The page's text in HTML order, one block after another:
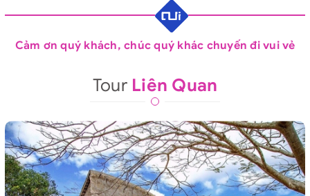
Cảm ơn quý khách, chúc quý khác chuyến đi vui vẻ
Tour Liên Quan